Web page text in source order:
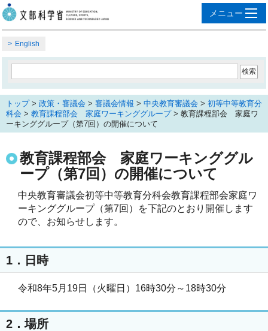
English
トップ> 政策・審議会 > 審議会情報 > 中央教育審議会 > 初等中等教育分
科会 > 教育課程部会 家庭ワーキンググループ> 教育課程部会 家庭ワ
ーキンググループ（第7回）の開催について
教育課程部会 家庭ワーキンググル
ープ（第7回）の開催について
中央教育審議会初等中等教育分科会教育課程部会家庭ワ
ーキンググループ（第7回）を下記のとおり開催します
ので、お知らせします。
1．日時
令和8年5月19日（火曜日）16時30分～18時30分
2．場所